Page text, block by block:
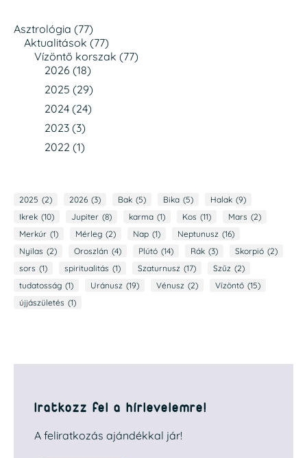
Asztrológia (77)
Aktualitások (77)
Vízöntő korszak (77)
2026 (18)
2025 (29)
2024 (24)
2023 (3)
2022 (1)
2025 (2) 2026 (3) Bak (5) Bika (5) Halak (9)
Ikrek (10) Jupiter (8) karma (1) Kos (11) Mars (2)
Merkúr (1) Mérleg (2) Nap (1) Neptunusz (16)
Nyilas (2) Oroszlán (4) Plútó (14) Rák (3) Skorpió (2)
sors (1) spiritualitás (1) Szaturnusz (17) Szűz (2)
tudatosság (1) Uránusz (19) Vénusz (2) Vízöntő (15)
újjászületés (1)
Iratkozz fel a hírlevelemre!
A feliratkozás ajándékkal jár!